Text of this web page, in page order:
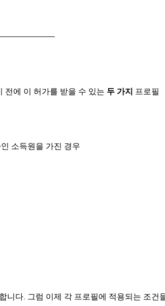
전에 이 허가를 받을 수 있는 두 가지 프로필
소득원을 가진 경우
니다. 그럼 이제 각 프로필에 적용되는 조건